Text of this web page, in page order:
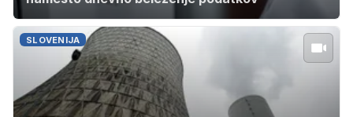
SLOVENIJA